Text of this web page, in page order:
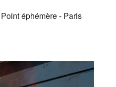
Point éphémère - Paris